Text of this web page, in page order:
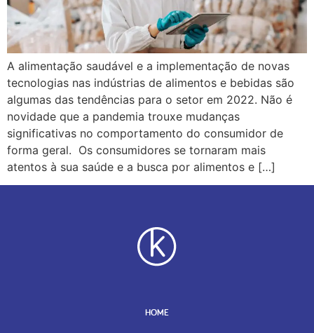
A alimentação saudável e a implementação de novas
tecnologias nas indústrias de alimentos e bebidas são
algumas das tendências para o setor em 2022. Não é
novidade que a pandemia trouxe mudanças
significativas no comportamento do consumidor de
forma geral. Os consumidores se tornaram mais
atentos à sua saúde e a busca por alimentos e […]
HOME